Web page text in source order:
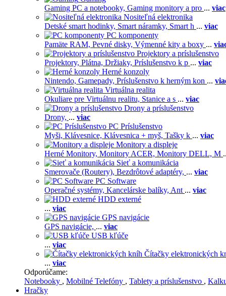
Gaming PC a notebooky, Gaming monitory a pro ... viac
Nositeľná elektronika
Detské smart hodinky, Smart náramky, Smart h ... viac
PC komponenty
Pamäte RAM, Pevné disky, Výmenné kity a boxy ...
Projektory a príslušenstvo
Projektory, Plátna, Držiaky, Príslušenstvo k p ... viac
Herné konzoly
Nintendo, Gamepady, Príslušenstvo k herným kon ...
Virtuálna realita
Okuliare pre Virtuálnu realitu, Stanice a s ... viac
Drony a príslušenstvo
Drony, ... viac
PC Príslušenstvo
Myši, Klávesnice, Klávesnica + myš, Tašky k ... viac
Monitory a displeje
Herné Monitory, Monitory ACER, Monitory DELL, M
Sieť a komunikácia
Smerovače (Routery), Bezdrôtové adaptéry, ... viac
PC Software
Operačné systémy, Kancelárske balíky, Ant ... viac
HDD externé
... viac
GPS navigácie
GPS navigácie, ... viac
USB kľúče
... viac
Čítačky elektronických
... viac
Odporúčame:
Notebooky , Mobilné Telefóny , Tablety a príslušenstvo ,
Hračky